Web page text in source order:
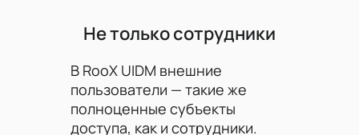
Не только сотрудники
В RooX UIDM внешние
пользователи — такие же
полноценные субъекты
доступа, как и сотрудники.